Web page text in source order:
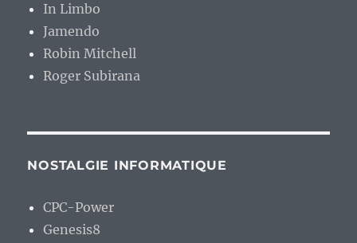
In Limbo
Jamendo
Robin Mitchell
Roger Subirana
NOSTALGIE INFORMATIQUE
CPC-Power
Genesis8